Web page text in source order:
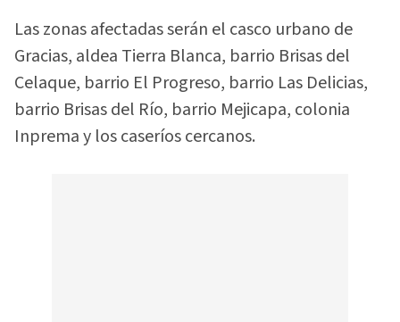
Las zonas afectadas serán el casco urbano de
Gracias, aldea Tierra Blanca, barrio Brisas del
Celaque, barrio El Progreso, barrio Las Delicias,
barrio Brisas del Río, barrio Mejicapa, colonia
Inprema y los caseríos cercanos.